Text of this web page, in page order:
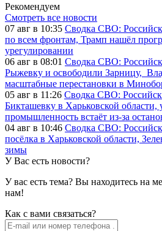
Рекомендуем
Смотреть все новости
07 авг в 10:35 Сводка СВО:
по всем фронтам, Трамп нашёл
урегулировании
06 авг в 08:01 Сводка СВО:
Рыжевку и освободили Зарницу,
масштабные перестановки в
05 авг в 11:26 Сводка СВО:
Бикташевку в Харьковской области,
промышленность встаёт из-за
04 авг в 10:46 Сводка СВО:
посёлка в Харьковской области,
зимы
У Вас есть новости?
У вас есть тема? Вы находитесь на
нам!
Как c вами связаться?